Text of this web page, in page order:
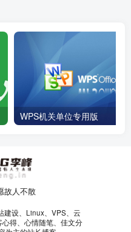
WPS机关单位专用版
故人不散
建设、Linux、VPS、云
得、心情随笔、佳文分